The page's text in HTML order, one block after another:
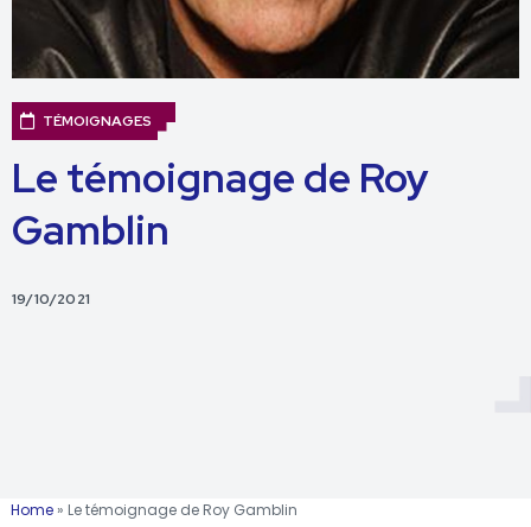
TÉMOIGNAGES
Le témoignage de Roy
Gamblin
19/10/2021
Home » Le témoignage de Roy Gamblin